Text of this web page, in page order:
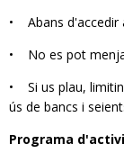
• Abans d'accedir
• No es pot
• Si us plau,
ús de bancs i
Programa